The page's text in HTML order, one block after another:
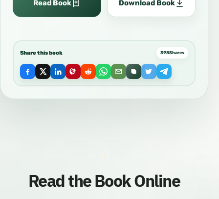
Read Book Download Book
Share this book 398Shares
Read the Book Online